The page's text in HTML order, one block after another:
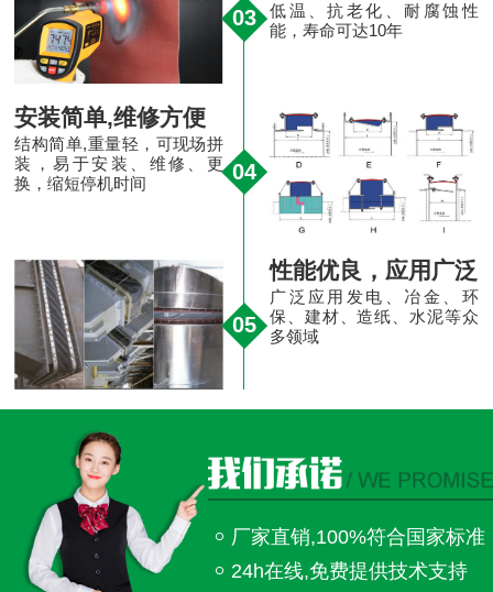
03
低温、抗老化、耐腐蚀性
能，寿命可达10年
安装简单,维修方便
结构简单,重量轻，可现场拼
装，易于安装、维修、更
换，缩短停机时间
04
05
性能优良，应用广泛
广泛应用发电、冶金、环
保、建材、造纸、水泥等众
多领域
厂家直销,100%符合国家标准
24h在线,免费提供技术支持